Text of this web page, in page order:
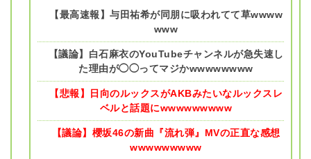
【最高速報】与田祐希が同朋に吸われてて草wwww
www
【議論】白石麻衣のYouTubeチャンネルが急失速し
た理由が◯◯ってマジかwwwwwwww
【悲報】日向のルックスがAKBみたいなルックスレ
ベルと話題にwwwwwwwww
【議論】櫻坂46の新曲『流れ弾』MVの正直な感想
wwwwwwwww